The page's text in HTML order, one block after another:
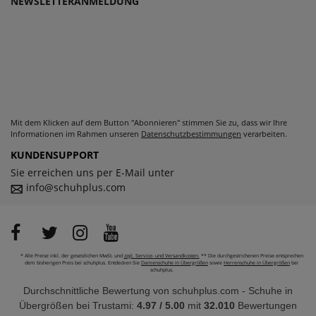
Mit dem Klicken auf dem Button "Abonnieren" stimmen Sie zu, dass wir Ihre
Informationen im Rahmen unseren Datenschutzbestimmungen verarbeiten.
KUNDENSUPPORT
Sie erreichen uns per E-Mail unter
info@schuhplus.com
* Alle Preise inkl. der gesetzlichen MwSt. und zzgl. Service- und Versandkosten. ** Die durchgestrichenen Preise entsprechen
dem bisherigen Preis bei schuhplus. Entdecken Sie Damenschuhe in Übergrößen sowie Herrenschuhe in Übergrößen bei
schuhplus.
Durchschnittliche Bewertung von schuhplus.com - Schuhe in
Übergrößen bei Trustami: 4.97 / 5.00 mit 32.010 Bewertungen